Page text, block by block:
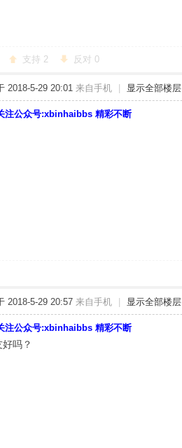
支持 2 反对 0
2018-5-29 20:01 来自手机 显示全部楼层
注公众号:xbinhaibbs 精彩不断
2018-5-29 20:57 来自手机 显示全部楼层
注公众号:xbinhaibbs 精彩不断
吗？